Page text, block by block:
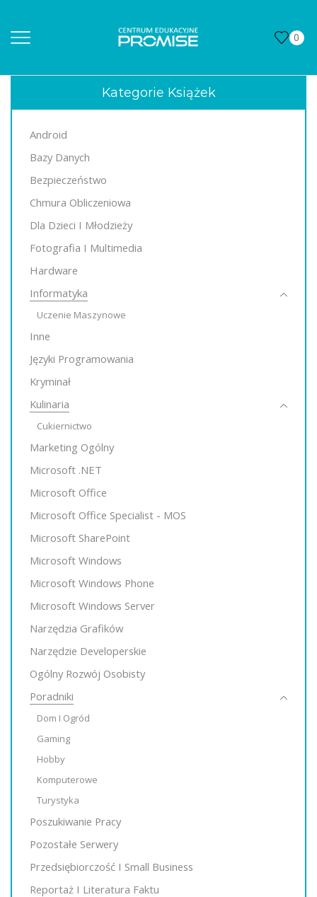
0
Kategorie Książek
Android
Bazy Danych
Bezpieczeństwo
Chmura Obliczeniowa
Dla Dzieci I Młodzieży
Fotografia I Multimedia
Hardware
Informatyka
Uczenie Maszynowe
Inne
Języki Programowania
Kryminał
Kulinaria
Cukiernictwo
Marketing Ogólny
Microsoft .NET
Microsoft Office
Microsoft Office Specialist - MOS
Microsoft SharePoint
Microsoft Windows
Microsoft Windows Phone
Microsoft Windows Server
Narzędzia Grafików
Narzędzie Developerskie
Ogólny Rozwój Osobisty
Poradniki
Dom I Ogród
Gaming
Hobby
Komputerowe
Turystyka
Poszukiwanie Pracy
Pozostałe Serwery
Przedsiębiorczość I Small Business
Reportaż I Literatura Faktu